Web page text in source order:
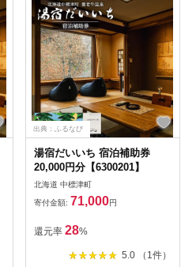
出典：ふるなび
湯宿だいいち 宿泊補助券
20,000円分【6300201】
北海道 中標津町
寄付金額: 71,000円
還元率 28%
5.0 （1件）